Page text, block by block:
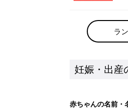
ラ
妊娠・出産
赤ちゃんの名前・